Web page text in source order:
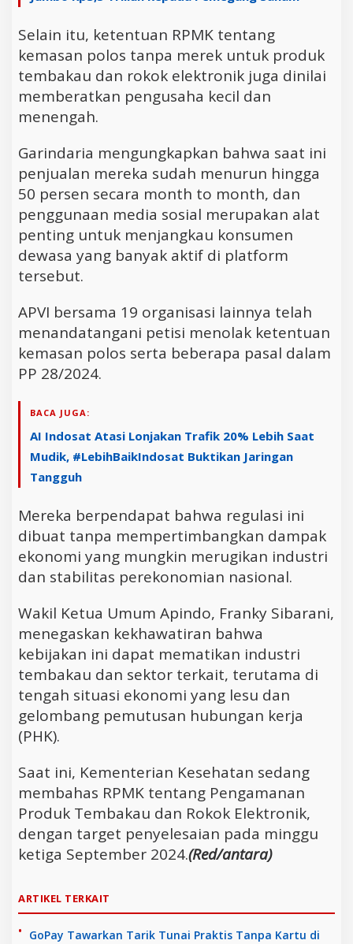
Selain itu, ketentuan RPMK tentang
kemasan polos tanpa merek untuk produk
tembakau dan rokok elektronik juga dinilai
memberatkan pengusaha kecil dan
menengah.
Garindaria mengungkapkan bahwa saat ini
penjualan mereka sudah menurun hingga
50 persen secara month to month, dan
penggunaan media sosial merupakan alat
penting untuk menjangkau konsumen
dewasa yang banyak aktif di platform
tersebut.
APVI bersama 19 organisasi lainnya telah
menandatangani petisi menolak ketentuan
kemasan polos serta beberapa pasal dalam
PP 28/2024.
BACA JUGA:
AI Indosat Atasi Lonjakan Trafik 20% Lebih Saat
Mudik, #LebihBaikIndosat Buktikan Jaringan
Tangguh
Mereka berpendapat bahwa regulasi ini
dibuat tanpa mempertimbangkan dampak
ekonomi yang mungkin merugikan industri
dan stabilitas perekonomian nasional.
Wakil Ketua Umum Apindo, Franky Sibarani,
menegaskan kekhawatiran bahwa
kebijakan ini dapat mematikan industri
tembakau dan sektor terkait, terutama di
tengah situasi ekonomi yang lesu dan
gelombang pemutusan hubungan kerja
(PHK).
Saat ini, Kementerian Kesehatan sedang
membahas RPMK tentang Pengamanan
Produk Tembakau dan Rokok Elektronik,
dengan target penyelesaian pada minggu
ketiga September 2024.(Red/antara)
ARTIKEL TERKAIT
GoPay Tawarkan Tarik Tunai Praktis Tanpa Kartu di